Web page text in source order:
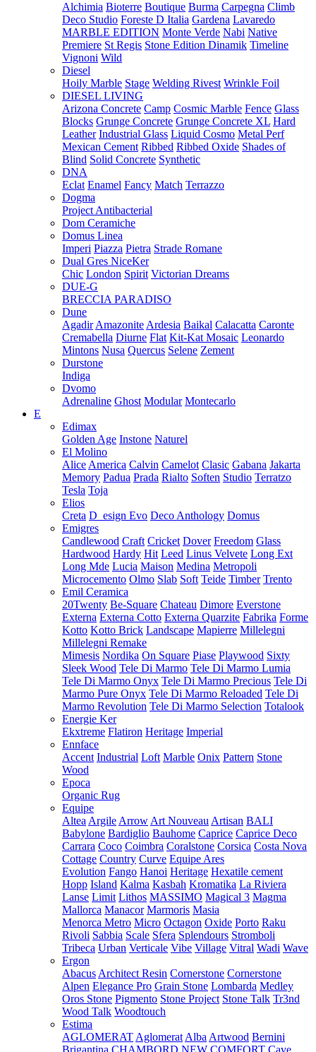
Alchimia Bioterre Boutique Burma Carpegna Climb
Deco Studio Foreste D Italia Gardena Lavaredo
MARBLE EDITION Monte Verde Nabi Native
Premiere St Regis Stone Edition Dinamik Timeline
Vignoni Wild
Diesel
Hoily Marble Stage Welding Rivest Wrinkle Foil
DIESEL LIVING
Arizona Concrete Camp Cosmic Marble Fence Glass
Blocks Grunge Concrete Grunge Concrete XL Hard
Leather Industrial Glass Liquid Cosmo Metal Perf
Mexican Cement Ribbed Ribbed Oxide Shades of
Blind Solid Concrete Synthetic
DNA
Eclat Enamel Fancy Match Terrazzo
Dogma
Project Antibacterial
Dom Ceramiche
Domus Linea
Imperi Piazza Pietra Strade Romane
Dual Gres NiceKer
Chic London Spirit Victorian Dreams
DUE-G
BRECCIA PARADISO
Dune
Agadir Amazonite Ardesia Baikal Calacatta Caronte
Cremabella Diurne Flat Kit-Kat Mosaic Leonardo
Mintons Nusa Quercus Selene Zement
Durstone
Indiga
Dvomo
Adrenaline Ghost Modular Montecarlo
E
Edimax
Golden Age Instone Naturel
El Molino
Alice America Calvin Camelot Clasic Gabana Jakarta
Memory Padua Prada Rialto Soften Studio Terratzo
Tesla Toja
Elios
Creta D_esign Evo Deco Anthology Domus
Emigres
Candlewood Craft Cricket Dover Freedom Glass
Hardwood Hardy Hit Leed Linus Velvete Long Ext
Long Mde Lucia Maison Medina Metropoli
Microcemento Olmo Slab Soft Teide Timber Trento
Emil Ceramica
20Twenty Be-Square Chateau Dimore Everstone
Externa Externa Cotto Externa Quarzite Fabrika Forme
Kotto Kotto Brick Landscape Mapierre Millelegni
Millelegni Remake
Mimesis Nordika On Square Piase Playwood Sixty
Sleek Wood Tele Di Marmo Tele Di Marmo Lumia
Tele Di Marmo Onyx Tele Di Marmo Precious Tele Di
Marmo Pure Onyx Tele Di Marmo Reloaded Tele Di
Marmo Revolution Tele Di Marmo Selection Totalook
Energie Ker
Ekxtreme Flatiron Heritage Imperial
Ennface
Accent Industrial Loft Marble Onix Pattern Stone
Wood
Epoca
Organic Rug
Equipe
Altea Argile Arrow Art Nouveau Artisan BALI
Babylone Bardiglio Bauhome Caprice Caprice Deco
Carrara Coco Coimbra Coralstone Corsica Costa Nova
Cottage Country Curve Equipe Ares
Evolution Fango Hanoi Heritage Hexatile cement
Hopp Island Kalma Kasbah Kromatika La Riviera
Lanse Limit Lithos MASSIMO Magical 3 Magma
Mallorca Manacor Marmoris Masia
Menorca Metro Micro Octagon Oxide Porto Raku
Rivoli Sabbia Scale Sfera Splendours Stromboli
Tribeca Urban Verticale Vibe Village Vitral Wadi Wave
Ergon
Abacus Architect Resin Cornerstone Cornerstone
Alpen Elegance Pro Grain Stone Lombarda Medley
Oros Stone Pigmento Stone Project Stone Talk Tr3nd
Wood Talk Woodtouch
Estima
AGLOMERAT Aglomerat Alba Artwood Bernini